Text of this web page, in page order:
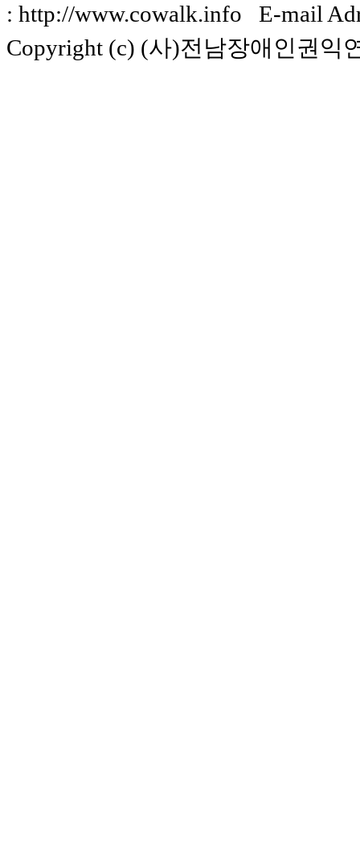
: http://www.cowalk.info E-mail
Copyright (c) (사)전남장애인권익